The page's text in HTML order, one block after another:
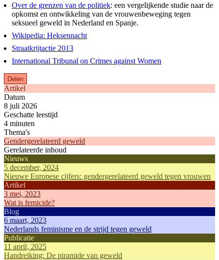
Over de grenzen van de politiek: een vergelijkende studie naar de
opkomst en ontwikkeling van de vrouwenbeweging tegen
seksueel geweld in Nederland en Spanje.
Wikipedia: Heksennacht
Straatkrijtactie 2013
International Tribunal on Crimes against Women
Delen
Artikel
Datum
8 juli 2026
Geschatte leestijd
4 minuten
Thema's
Gendergerelateerd geweld
Gerelateerde inhoud
Nieuws
5 december, 2024
Nieuwe Europese cijfers: gendergerelateerd geweld tegen vrouwen
Artikel
3 mei, 2023
Wat is femicide?
Blog
6 maart, 2023
Nederlands feminisme en de strijd tegen geweld
Publicatie
11 april, 2025
Handreiking: De piramide van geweld